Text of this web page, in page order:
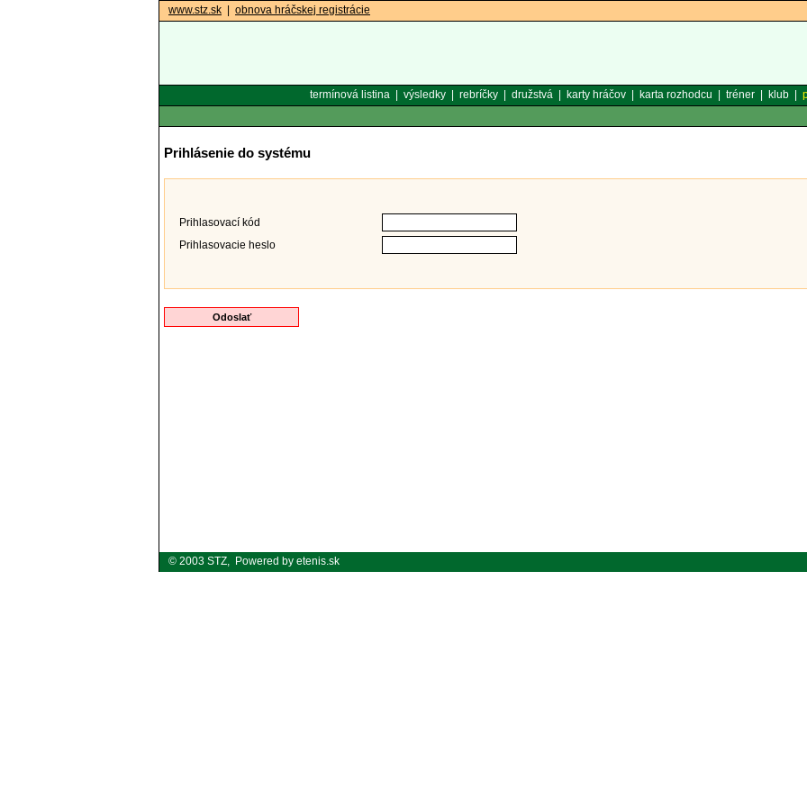
www.stz.sk obnova hráčskej registrácie
termínová listina| výsledky| rebríčky| družstvá| karty hráčov| karta rozhodcu tréner| klub|
Prihlásenie do systému
Prihlasovací kód
Prihlasovacie heslo
© 2003 STZ, Powered by etenis.sk